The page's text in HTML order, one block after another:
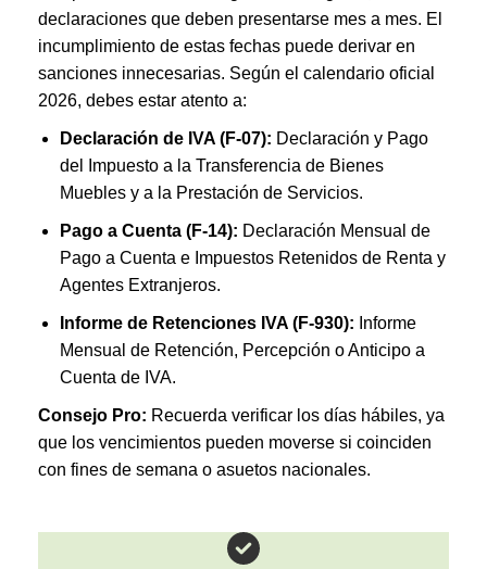
declaraciones que deben presentarse mes a mes. El
incumplimiento de estas fechas puede derivar en
sanciones innecesarias. Según el calendario oficial
2026, debes estar atento a:
Declaración de IVA (F-07): Declaración y Pago
del Impuesto a la Transferencia de Bienes
Muebles y a la Prestación de Servicios.
Pago a Cuenta (F-14): Declaración Mensual de
Pago a Cuenta e Impuestos Retenidos de Renta y
Agentes Extranjeros.
Informe de Retenciones IVA (F-930): Informe
Mensual de Retención, Percepción o Anticipo a
Cuenta de IVA.
Consejo Pro: Recuerda verificar los días hábiles, ya
que los vencimientos pueden moverse si coinciden
con fines de semana o asuetos nacionales.